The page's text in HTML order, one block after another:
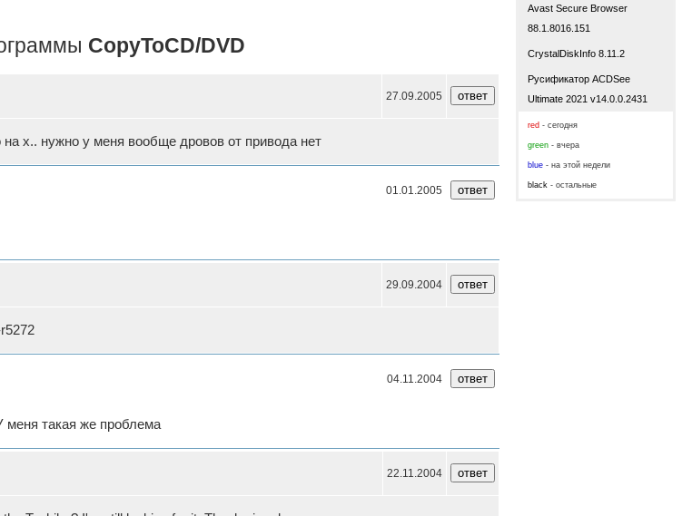
CopyToCD/DVD
27.09.2005
х.. нужно у меня вообще дровов от привода нет
01.01.2005
29.09.2004
04.11.2004
меня такая же проблема
22.11.2004
Avast Secure Browser
88.1.8016.151
CrystalDiskInfo 8.11.2
Русификатор ACDSee
Ultimate 2021 v14.0.0.2431
red - сегодня
green - вчера
blue - на этой недели
black - остальные